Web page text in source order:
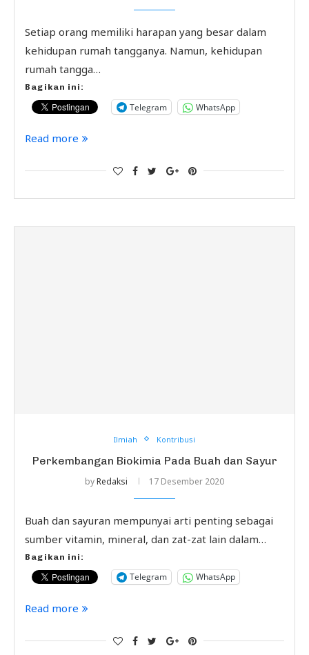
Setiap orang memiliki harapan yang besar dalam
kehidupan rumah tangganya. Namun, kehidupan
rumah tangga…
Bagikan ini:
Telegram WhatsApp
Read more
Ilmiah Kontribusi
Perkembangan Biokimia Pada Buah dan Sayur
byRedaksi 17 Desember 2020
Buah dan sayuran mempunyai arti penting sebagai
sumber vitamin, mineral, dan zat-zat lain dalam…
Bagikan ini:
Telegram WhatsApp
Read more